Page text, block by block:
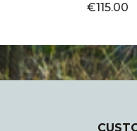
€115.00